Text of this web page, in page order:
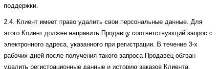
поддержки.
2.4. Клиент имеет право удалить свои персональные данные. Для
этого Клиент должен направить Продавцу соответствующий запрос с
электронного адреса, указанного при регистрации. В течение 3-х
рабочих дней после получения такого запроса Продавец обязан
удалить регистрационные данные и историю заказов Клиента.